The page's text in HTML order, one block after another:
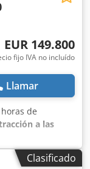
EUR 149.800
fijo IVA no incluído
Llamar
horas de
a las
C4.4, potencia
4,4 l,
de
Clasificado